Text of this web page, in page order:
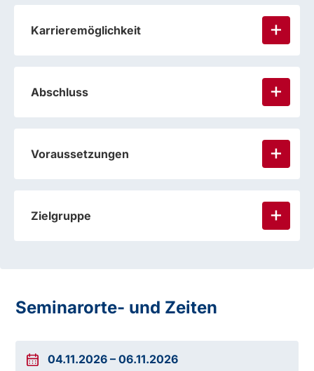
Karrieremöglichkeit
Abschluss
Voraussetzungen
Zielgruppe
Seminarorte- und Zeiten
04.11.2026 –06.11.2026